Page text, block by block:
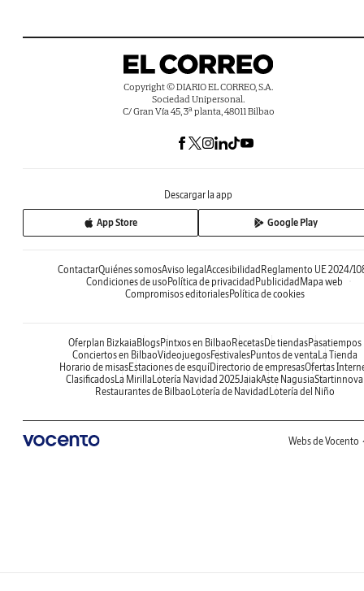
Copyright © DIARIO EL CORREO, S.A.
Sociedad Unipersonal.
C/ Gran Vía 45, 3ª planta, 48011 Bilbao
Descargar la app
App Store Google Play
ContactarQuiénes somosAviso legal Accesibilidad Reglamento UE 2024/
Condiciones de uso Política de privacidad Publicidad Mapa web
Compromisos editorialesPolítica de cookies
Oferplan Bizkaia BlogsPintxos en Bilbao RecetasDe tiendasPasatiempos
Conciertos en BilbaoVideojuegosFestivalesPuntos de venta La Tienda
Horario de misasEstaciones de esquíDirectorio de empresasOfertas
Clasificados La Mirilla Lotería Navidad 2025JaiakAste NagusiaStartinnova
Restaurantes de Bilbao Lotería de Navidad Lotería del Niño
Webs de Vocento